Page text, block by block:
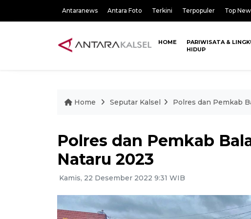
Antaranews Antara Foto Terkini Terpopuler Top
HOME
PARIWISATA &
HIDUP
Home Seputar Kalsel Polres dan Pemkab
Polres dan Pemkab
Nataru 2023
Kamis, 22 Desember 2022 9:31 WIB